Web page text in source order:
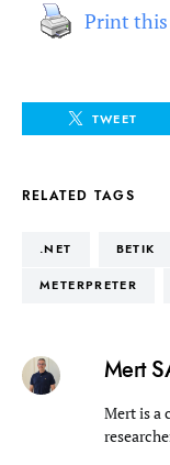
Print this
TWEET
RELATED TAGS
.NET BETIK
METERPRETER
Mert
Mert is a